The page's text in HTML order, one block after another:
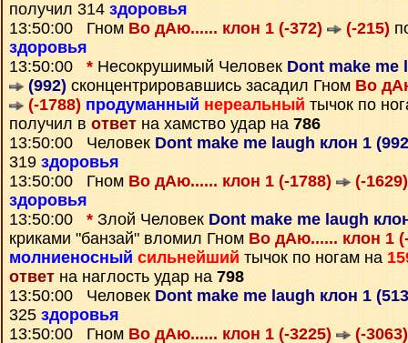
получил 314 здоровья
13:50:00 Гном Во дАю...... клон 1 (-372) (-215)
здоровья
13:50:00 * Несокрушимый Человек Dont make me
(992) сконцентрировавшись засадил Гном Во
(-1788) продуманный нереальный тычок по
получил в ответ на хамство удар на 786
13:50:00 Человек Dont make me laugh клон 1
319 здоровья
13:50:00 Гном Во дАю...... клон 1 (-1788)
(-1629)
здоровья
13:50:00 * Злой Человек Dont make me laugh
криками "банзай" вломил Гном Во дАю...... клон 1
молниеносный сильнейший тычок по ногам на
ответ на наглость удар на 798
13:50:00 Человек Dont make me laugh клон 1
325 здоровья
13:50:00 Гном Во дАю...... клон 1 (-3225)
(-3063)